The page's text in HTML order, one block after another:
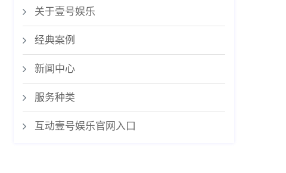
关于壹号娱乐
经典案例
新闻中心
服务种类
互动壹号娱乐官网入口